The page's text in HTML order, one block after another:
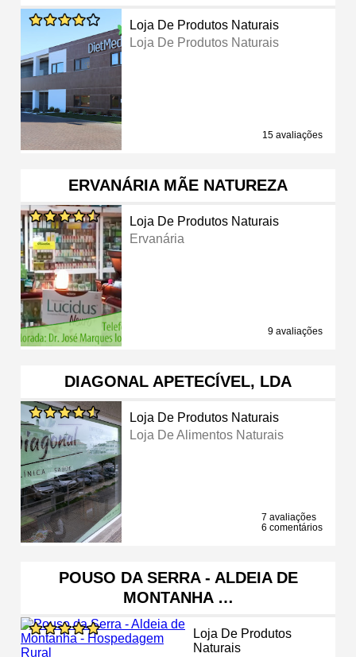
Loja De Produtos Naturais
Loja De Produtos Naturais
15 avaliações
ERVANÁRIA MÃE NATUREZA
Loja De Produtos Naturais
Ervanária
9 avaliações
DIAGONAL APETECÍVEL, LDA
Loja De Produtos Naturais
Loja De Alimentos Naturais
7 avaliações
6 comentários
POUSO DA SERRA - ALDEIA DE
MONTANHA …
Loja De Produtos
Naturais